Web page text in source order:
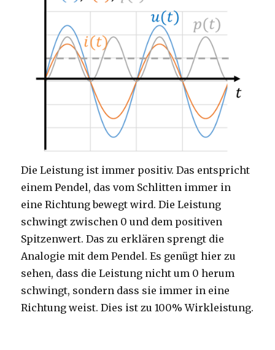
Die Leistung ist immer positiv. Das entspricht
einem Pendel, das vom Schlitten immer in
eine Richtung bewegt wird. Die Leistung
schwingt zwischen 0 und dem positiven
Spitzenwert. Das zu erklären sprengt die
Analogie mit dem Pendel. Es genügt hier zu
sehen, dass die Leistung nicht um 0 herum
schwingt, sondern dass sie immer in eine
Richtung weist. Dies ist zu 100% Wirkleistung.